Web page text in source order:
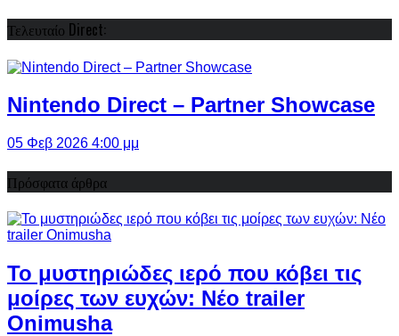
Τελευταίο Direct:
Nintendo Direct – Partner Showcase
05 Φεβ 2026 4:00 μμ
Πρόσφατα άρθρα
Το μυστηριώδες ιερό που κόβει τις
μοίρες των ευχών: Νέο trailer
Onimusha